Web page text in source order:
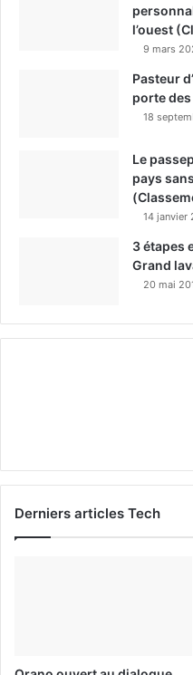
l’ouest
9 mars
Pasteur
porte
18
Le
pays
14 janvier
3 étapes
Grand
20 mai
Derniers articles Tech